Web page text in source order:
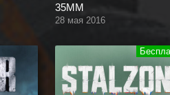
35MM
28 мая 2016